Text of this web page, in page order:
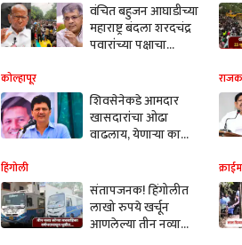
वंचित बहुजन आघाडीच्या
महाराष्ट्र बंदला शरदचंद्र
पवारांच्या पक्षाचा
पोलिसांकडून नोटीस,
कायदेशीर कारवाईचा
इशारा
कोल्हापूर
शिवसेनेकडे आमदार
खासदारांचा ओढा
वाढलाय, येणाऱ्या काळात
प्रकाश आबिटकरांचं
सूचक वक्तव्य
हिंगोली
संतापजनक! हिंगोलीत
लाखो रुपये खर्चून
आणलेल्या तीन नव्या
क्राईम